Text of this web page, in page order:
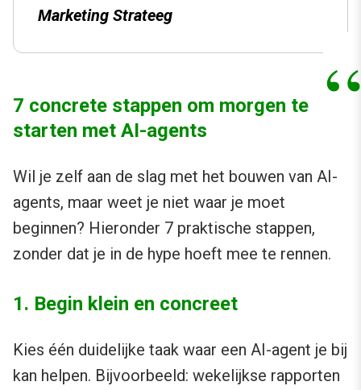
Marketing Strateeg
7 concrete stappen om morgen te
starten met AI-agents
Wil je zelf aan de slag met het bouwen van AI-
agents, maar weet je niet waar je moet
beginnen? Hieronder 7 praktische stappen,
zonder dat je in de hype hoeft mee te rennen.
1. Begin klein en concreet
Kies één duidelijke taak waar een AI-agent je bij
kan helpen. Bijvoorbeeld: wekelijkse rapporten